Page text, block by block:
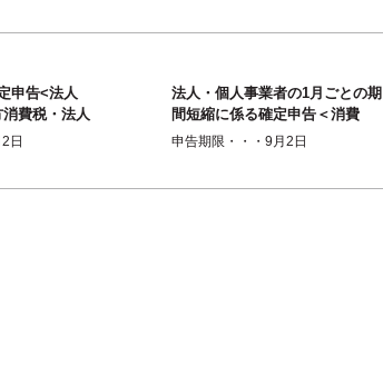
申告<法人
費税・法人
所税）・法
日
法人・個人事業者の1月ごとの期
間短縮に係る確定申告＜消費
税・地方消費税＞
申告期限・・・9月2日